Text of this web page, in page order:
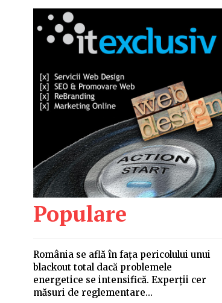
Populare
România se află în fața pericolului unui
blackout total dacă problemele
energetice se intensifică. Experții cer
măsuri de reglementare…